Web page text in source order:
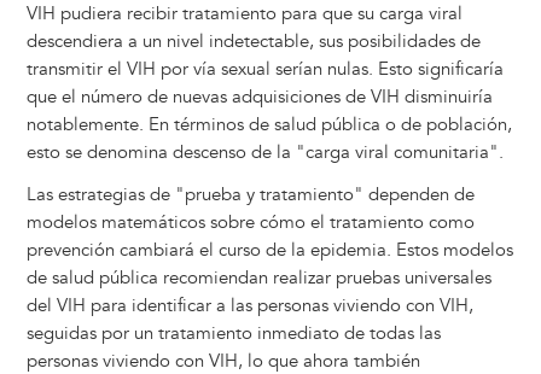
VIH pudiera recibir tratamiento para que su carga viral
descendiera a un nivel indetectable, sus posibilidades de
transmitir el VIH por vía sexual serían nulas. Esto significaría
que el número de nuevas adquisiciones de VIH disminuiría
notablemente. En términos de salud pública o de población,
esto se denomina descenso de la "carga viral comunitaria".
Las estrategias de "prueba y tratamiento" dependen de
modelos matemáticos sobre cómo el tratamiento como
prevención cambiará el curso de la epidemia. Estos modelos
de salud pública recomiendan realizar pruebas universales
del VIH para identificar a las personas viviendo con VIH,
seguidas por un tratamiento inmediato de todas las
personas viviendo con VIH, lo que ahora también